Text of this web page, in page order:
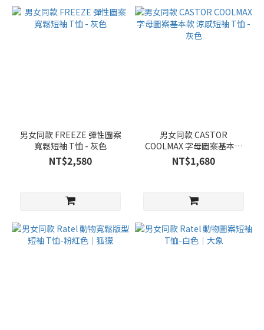
男女同款 FREEZE 彈性圖案
寬鬆短袖 T恤 - 灰色
NT$2,580
男女同款 CASTOR
COOLMAX 字母圖案基本款
涼感短袖 T恤 - 灰色
NT$1,680